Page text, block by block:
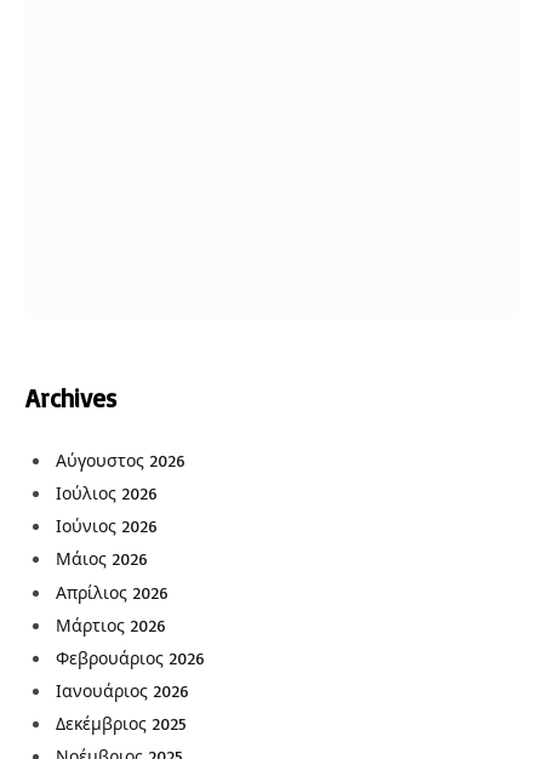
Archives
Αύγουστος 2026
Ιούλιος 2026
Ιούνιος 2026
Μάιος 2026
Απρίλιος 2026
Μάρτιος 2026
Φεβρουάριος 2026
Ιανουάριος 2026
Δεκέμβριος 2025